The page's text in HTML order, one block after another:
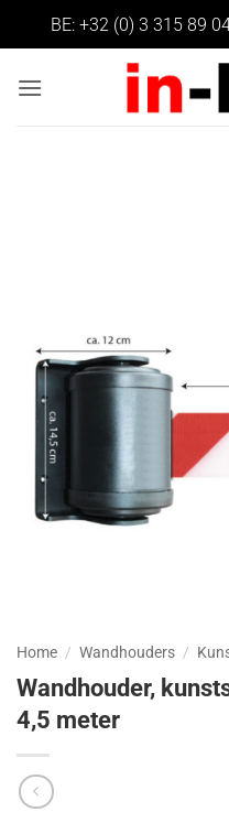
BE: +32 (0) 3 315 89
Home / Wandhouders /
Wandhouder,
4,5 meter